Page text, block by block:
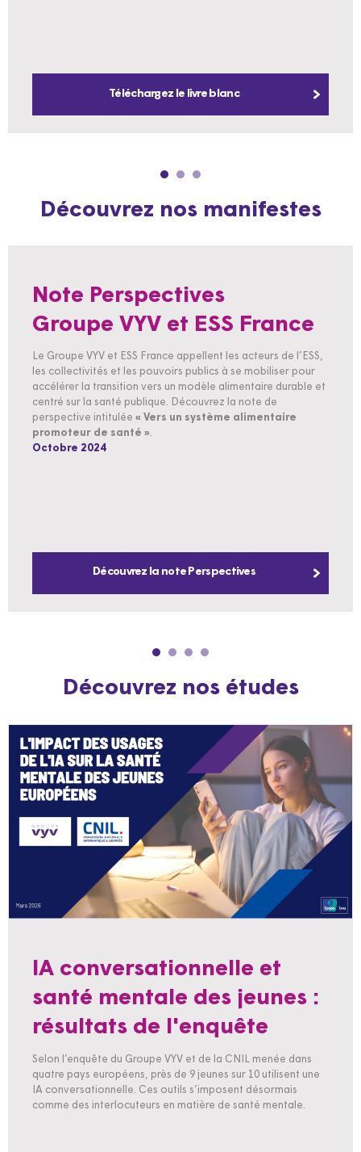
Téléchargez le livre blanc
Découvrez nos manifestes
Note Perspectives
Groupe VYV et ESS France
Le Groupe VYV et ESS France appellent les acteurs de l’ESS,
les collectivités et les pouvoirs publics à se mobiliser pour
accélérer la transition vers un modèle alimentaire durable et
centré sur la santé publique. Découvrez la note de
perspective intitulée « Vers un système alimentaire
promoteur de santé ».
Octobre 2024
Découvrez la note Perspectives
Découvrez nos études
IA conversationnelle et
santé mentale des jeunes :
résultats de l'enquête
Selon l’enquête du Groupe VYV et de la CNIL menée dans
quatre pays européens, près de 9 jeunes sur 10 utilisent une
IA conversationnelle. Ces outils s’imposent désormais
comme des interlocuteurs en matière de santé mentale.